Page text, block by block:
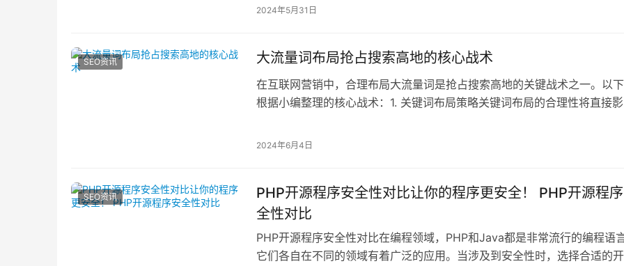
2024年5月31日
SEO资讯 大流量词布局抢占搜索高地的核心战术
在互联网营销中，合理布局大流量词是抢占搜索高地的关键战术之一。以
根据小编整理的核心战术：1. 关键词布局策略关键词布局的合理性将直接影
2024年6月4日
SEO资讯
PHP开源程序安全性对比让你的程序更安全！ PHP开源程
全性对比
PHP开源程序安全性对比在编程领域，PHP和Java都是非常流行的编程语言
它们各自在不同的领域有着广泛的应用。当涉及到安全性时，选择合适的开